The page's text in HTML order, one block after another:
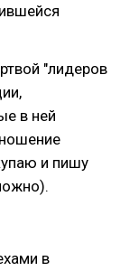
"лидеров
в ней
и пишу
в